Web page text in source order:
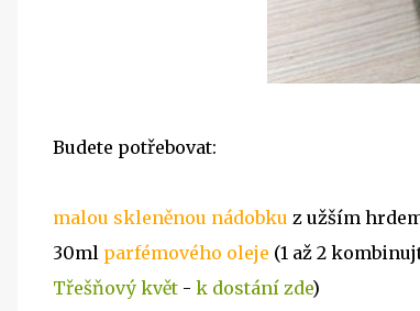
Budete potřebovat:
malou skleněnou nádobku z užším
30ml parfémového oleje (1 až 2
Třešňový květ - k dostání zde)